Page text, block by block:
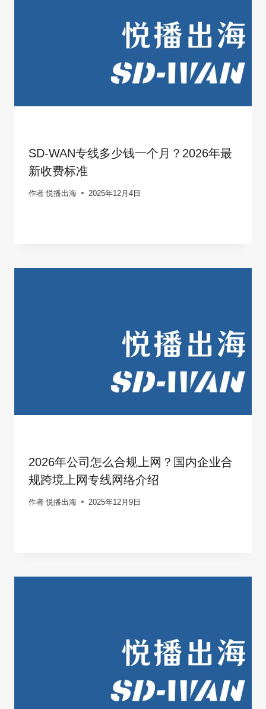
SD-WAN专线多少钱一个月？2026年最
新收费标准
作者 悦播出海 2025年12月4日
2026年公司怎么合规上网？国内企业合
规跨境上网专线网络介绍
作者 悦播出海 2025年12月9日